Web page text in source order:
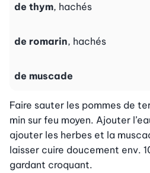
de thym, hachés
de romarin, hachés
de muscade
Faire sauter les pommes de
min sur feu moyen. Ajouter
ajouter les herbes et la
laisser cuire doucement env.
gardant croquant.